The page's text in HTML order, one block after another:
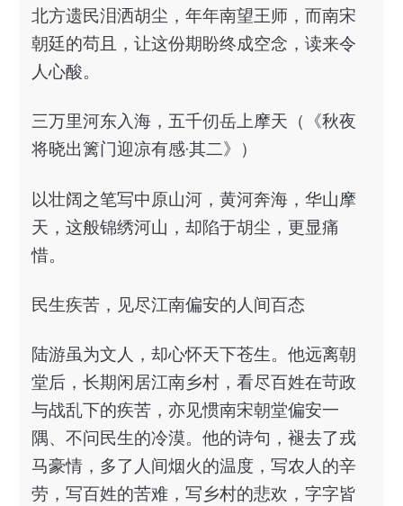
北方遗民泪洒胡尘，年年南望王师，而南宋
朝廷的苟且，让这份期盼终成空念，读来令
人心酸。
三万里河东入海，五千仞岳上摩天（《秋夜
将晓出篱门迎凉有感·其二》）
以壮阔之笔写中原山河，黄河奔海，华山摩
天，这般锦绣河山，却陷于胡尘，更显痛
惜。
民生疾苦，见尽江南偏安的人间百态
陆游虽为文人，却心怀天下苍生。他远离朝
堂后，长期闲居江南乡村，看尽百姓在苛政
与战乱下的疾苦，亦见惯南宋朝堂偏安一
隅、不问民生的冷漠。他的诗句，褪去了戎
马豪情，多了人间烟火的温度，写农人的辛
劳，写百姓的苦难，写乡村的悲欢，字字皆